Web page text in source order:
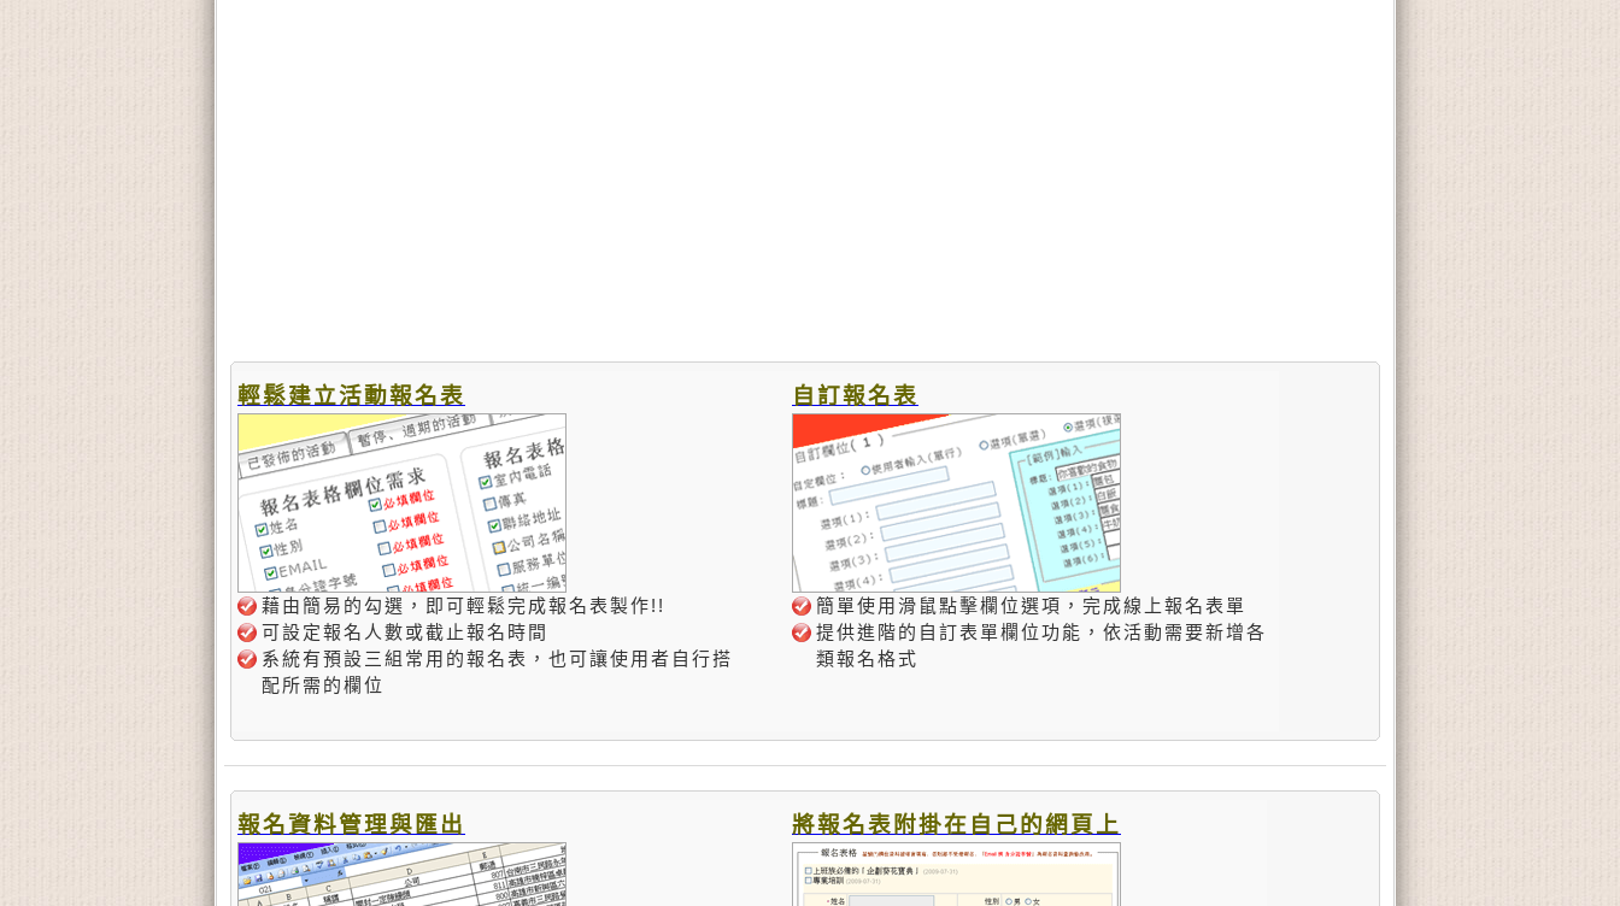
輕鬆建立活動報名表
藉由簡易的勾選，即可輕鬆完成報名表製作!!
可設定報名人數或截止報名時間
系統有預設三組常用的報名表，也可讓使用者自行搭
配所需的欄位
自訂報名表
簡單使用滑鼠點擊欄位選項，完成線上報名表單
提供進階的自訂表單欄位功能，依活動需要新增各
類報名格式
報名資料管理與匯出 將報名表附掛在自己的網頁上